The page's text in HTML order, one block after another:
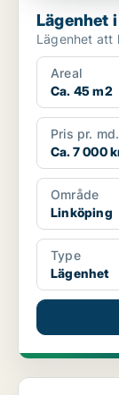
Lägenhet
Areal
Ca. 45 m2
Pris pr. md.
Ca. 7 000
Område
Linköping
Type
Lägenhet
Lägenhet i